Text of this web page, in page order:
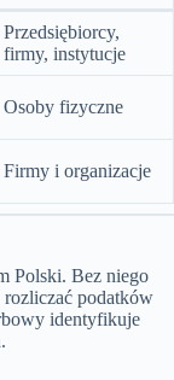
Przedsiębiorcy,
firmy, instytucje
Osoby fizyczne
Firmy i organizacje
Polski. Bez niego
rozliczać podatków
identyfikuje